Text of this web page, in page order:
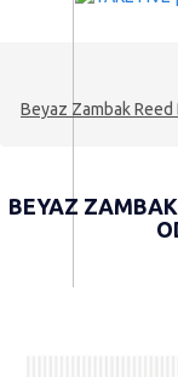
Beyaz Zambak
BEYAZ